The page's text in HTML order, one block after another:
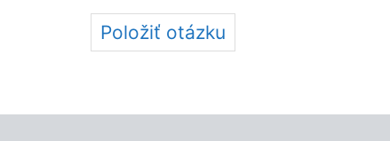
Položiť otázku